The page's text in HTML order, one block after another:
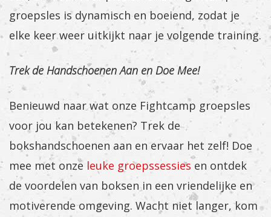
groepsles is dynamisch en boeiend, zodat je
elke keer weer uitkijkt naar je volgende training.
Trek de Handschoenen Aan en Doe Mee!
Benieuwd naar wat onze Fightcamp groepsles
voor jou kan betekenen? Trek de
bokshandschoenen aan en ervaar het zelf! Doe
mee met onze leuke groepssessies en ontdek
de voordelen van boksen in een vriendelijke en
motiverende omgeving. Wacht niet langer, kom